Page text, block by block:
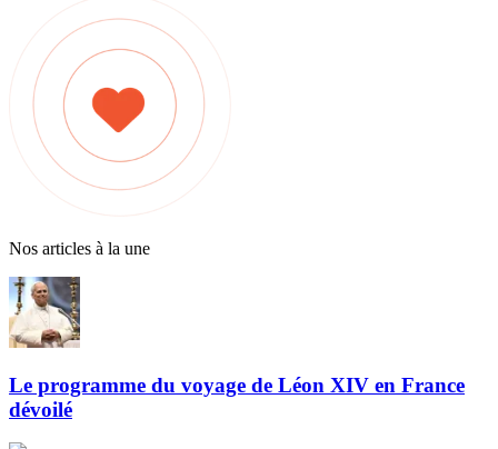
Nos articles à la une
Le programme du voyage de Léon XIV en France
dévoilé